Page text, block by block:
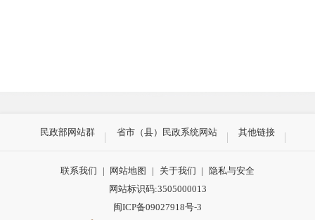
民政部网站群 省市（县）民政系统网站 其他链接
联系我们 | 网站地图 | 关于我们 |
隐私与安全
网站标识码:3505000013
闽ICP备09027918号-3